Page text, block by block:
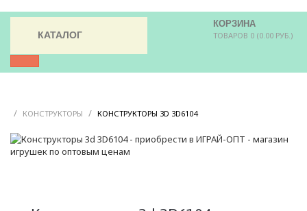
КОРЗИНА
ТОВАРОВ 0 (0.00 РУБ.)
КАТАЛОГ
/ КОНСТРУКТОРЫ / КОНСТРУКТОРЫ 3D 3D6104